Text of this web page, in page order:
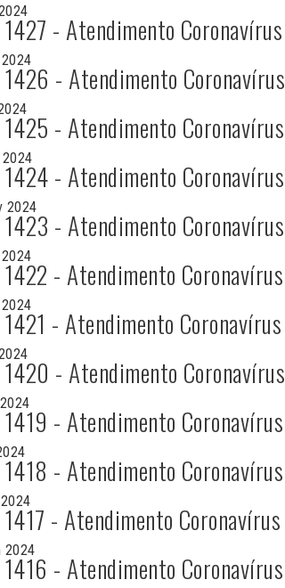
- Atendimento Coronavírus
- Atendimento Coronavírus
- Atendimento Coronavírus
- Atendimento Coronavírus
2024
- Atendimento Coronavírus
- Atendimento Coronavírus
- Atendimento Coronavírus
- Atendimento Coronavírus
- Atendimento Coronavírus
- Atendimento Coronavírus
- Atendimento Coronavírus
2024
- Atendimento Coronavírus